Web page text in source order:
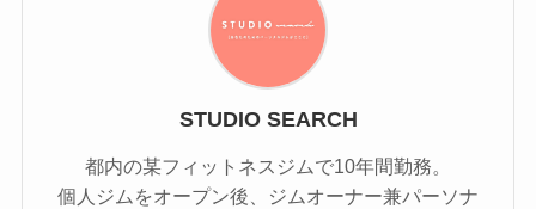
STUDIO SEARCH
都内の某フィットネスジムで10年間勤務。
個人ジムをオープン後、ジムオーナー兼パーソナ